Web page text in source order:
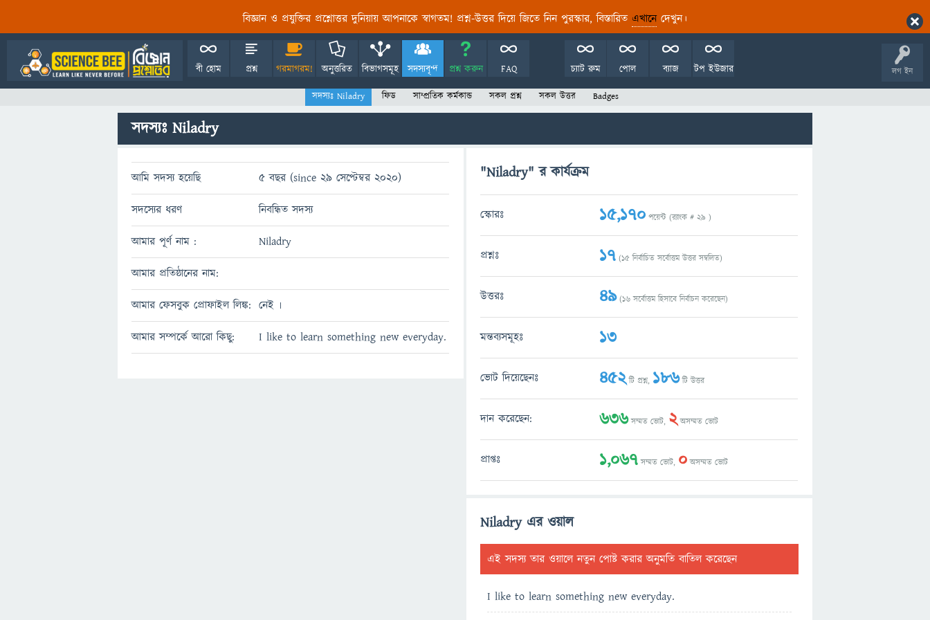
বিজ্ঞান ও প্রযুক্তির প্রশ্নোত্তর দুনিয়ায় আপনাকে স্বাগতম! প্রশ্ন-উত্তর দিয়ে জিতে নিন পুরস্কার, বিস্তারিত এখানেদেখুন।
লগ ইন
বী হোম প্রশ্ন গরমাগরম! অনুত্তরিত বিভাগসমূহ সদস্যবৃন্দ প্রশ্ন করুন FAQ টপ ইউজার
ব্যাজ
পোল
চ্যাট রুম
সদস্যঃ Niladry ফিড সাম্প্রতিক কর্মকান্ড সকল প্রশ্ন সকল উত্তর Badges
সদস্যঃ Niladry
আমি সদস্য হয়েছি 5 বছর (since 29 সেপ্টেম্বর 2020)
সদস্যের ধরণ নিবন্ধিত সদস্য
আমার পূর্ণ নাম : Niladry
আমার প্রতিষ্ঠানের নাম:
আমার ফেসবুক প্রোফাইল লিঙ্ক: নেই ৷
আমার সম্পর্কে আরো কিছু: I like to learn something new everyday.
"Niladry" র কার্যক্রম
স্কোরঃ 15,170 পয়েন্ট (র‌্যাংক #29 )
প্রশ্নঃ 17 (15 নির্বাচিত সর্বোত্তম উত্তর সম্বলিত)
উত্তরঃ 49(16সর্বোত্তম হিসাবে নির্বাচন করেছেন)
মন্তব্যসমূহঃ 13
ভোট দিয়েছেনঃ 452টি প্রশ্ন, 186টি উত্তর
দান করেছেন: 636সম্মত ভোট, 2অসম্মত ভোট
প্রাপ্তঃ 1,067সম্মত ভোট, 0অসম্মত ভোট
Niladry এর ওয়াল
এই সদস্য তার ওয়ালে নতুন পোষ্ট করার অনুমতি বাতিল করেছেন
I like to learn something new everyday.